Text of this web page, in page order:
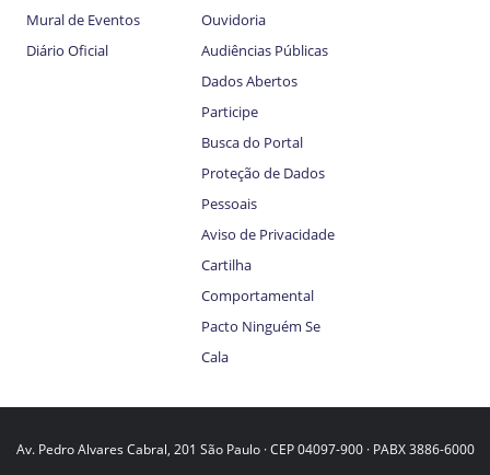
Mural de Eventos
Diário Oficial
Ouvidoria
Audiências Públicas
Dados Abertos
Participe
Busca do Portal
Proteção de Dados
Pessoais
Aviso de Privacidade
Cartilha
Comportamental
Pacto Ninguém Se
Cala
Av. Pedro Alvares Cabral, 201 São Paulo · CEP 04097-900 · PABX 3886-6000